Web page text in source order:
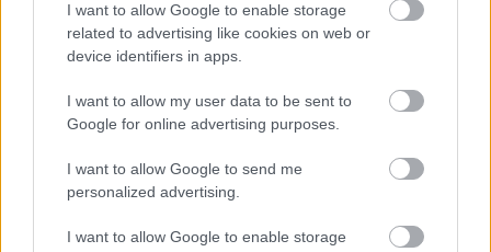
I want to allow Google to enable storage
related to advertising like cookies on web or
device identifiers in apps.
I want to allow my user data to be sent to
Google for online advertising purposes.
I want to allow Google to send me
personalized advertising.
I want to allow Google to enable storage
αυτόν τον πλοηγό για την επόμενη φορά που θα σχολιάσω.